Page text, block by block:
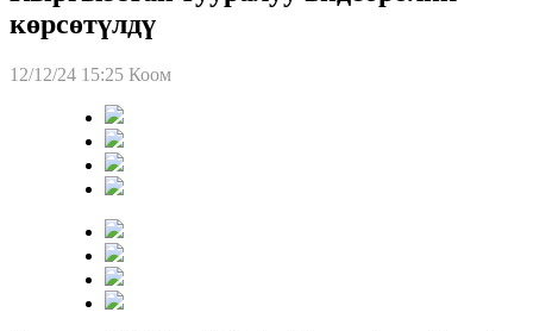
көрсөтүлдү
12/12/24 15:25 Коом